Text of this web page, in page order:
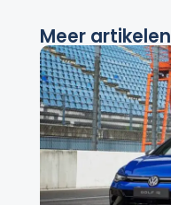
Meer artikelen